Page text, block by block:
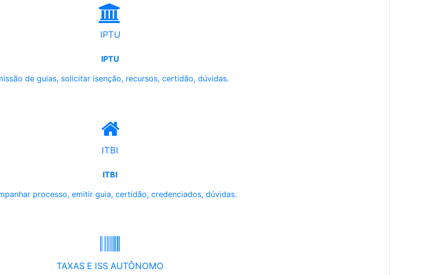
IPTU
IPTU
de guias, solicitar isenção, recursos, certidão, dúvidas.
ITBI
ITBI
processo, emitir guia, certidão, credenciados, dúvidas.
TAXAS E ISS AUTÔNOMO